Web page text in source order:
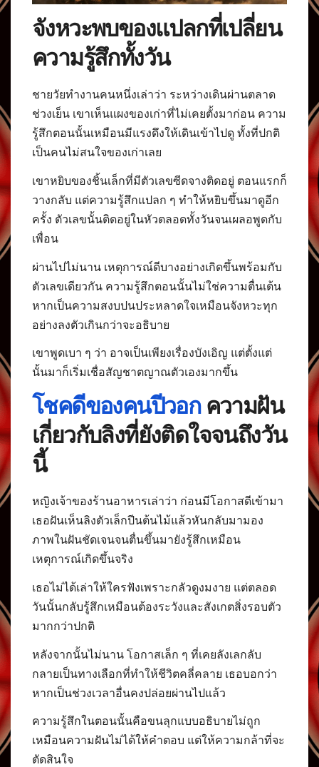
จังหวะพบของแปลกที่เปลี่ยน
ความรู้สึกทั้งวัน
ชายวัยทำงานคนหนึ่งเล่าว่า ระหว่างเดินผ่านตลาด
ช่วงเย็น เขาเห็นแผงของเก่าที่ไม่เคยตั้งมาก่อน ความ
รู้สึกตอนนั้นเหมือนมีแรงดึงให้เดินเข้าไปดู ทั้งที่ปกติ
เป็นคนไม่สนใจของเก่าเลย
เขาหยิบของชิ้นเล็กที่มีตัวเลขซีดจางติดอยู่ ตอนแรกก็
วางกลับ แต่ความรู้สึกแปลก ๆ ทำให้หยิบขึ้นมาดูอีก
ครั้ง ตัวเลขนั้นติดอยู่ในหัวตลอดทั้งวันจนเผลอพูดกับ
เพื่อน
ผ่านไปไม่นาน เหตุการณ์ดีบางอย่างเกิดขึ้นพร้อมกับ
ตัวเลขเดียวกัน ความรู้สึกตอนนั้นไม่ใช่ความตื่นเต้น
หากเป็นความสงบปนประหลาดใจเหมือนจังหวะทุก
อย่างลงตัวเกินกว่าจะอธิบาย
เขาพูดเบา ๆ ว่า อาจเป็นเพียงเรื่องบังเอิญ แต่ตั้งแต่
นั้นมาก็เริ่มเชื่อสัญชาตญาณตัวเองมากขึ้น
โชคดีของคนปีวอกความฝัน
เกี่ยวกับลิงที่ยังติดใจจนถึงวัน
นี้
หญิงเจ้าของร้านอาหารเล่าว่า ก่อนมีโอกาสดีเข้ามา
เธอฝันเห็นลิงตัวเล็กปีนต้นไม้แล้วหันกลับมามอง
ภาพในฝันชัดเจนจนตื่นขึ้นมายังรู้สึกเหมือน
เหตุการณ์เกิดขึ้นจริง
เธอไม่ได้เล่าให้ใครฟังเพราะกลัวดูงมงาย แต่ตลอด
วันนั้นกลับรู้สึกเหมือนต้องระวังและสังเกตสิ่งรอบตัว
มากกว่าปกติ
หลังจากนั้นไม่นาน โอกาสเล็ก ๆ ที่เคยลังเลกลับ
กลายเป็นทางเลือกที่ทำให้ชีวิตคลี่คลาย เธอบอกว่า
หากเป็นช่วงเวลาอื่นคงปล่อยผ่านไปแล้ว
ความรู้สึกในตอนนั้นคือขนลุกแบบอธิบายไม่ถูก
เหมือนความฝันไม่ได้ให้คำตอบ แต่ให้ความกล้าที่จะ
ตัดสินใจ